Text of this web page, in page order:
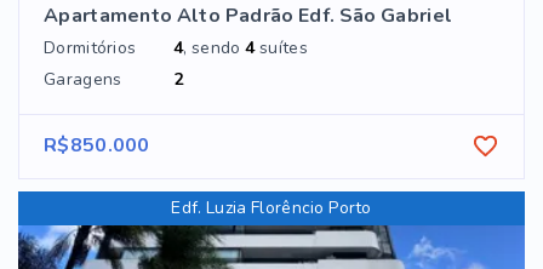
Apartamento Alto Padrão Edf. São Gabriel
Dormitórios 4, sendo4suítes
Garagens
2
R$850.000
Edf. Luzia Florêncio Porto